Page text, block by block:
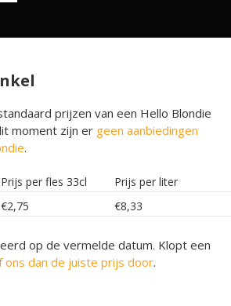
prijzen van een Hello Blondie
moment zijn er geen aanbiedingen
.
Prijs per fles 33cl
Prijs per liter
€2,75 €8,33
op de vermelde datum. Klopt een
ons dan de juiste prijs door.